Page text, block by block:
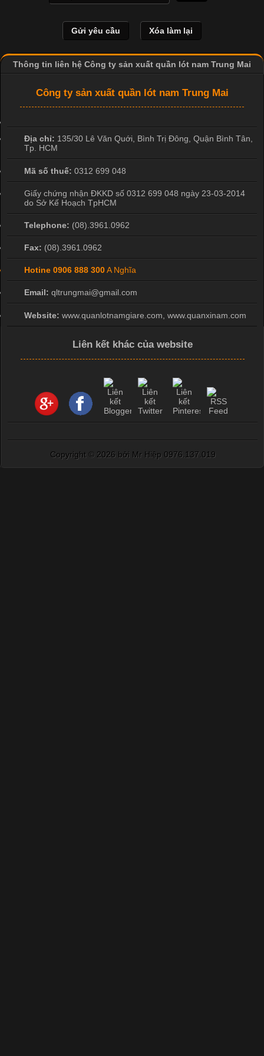
hình ảnh sắc nét và bền màu. Đặc biệt, kỹ thuật này được ứng
dụng rộng rãi trong sản xuất áo thun, đồ thể thao
Thông tin liên hệ Công ty sản xuất quần lót nam Trung Mai
Công ty sản xuất quần lót nam Trung Mai
Địa chỉ: 135/30 Lê Văn Quới, Bình Trị Đông, Quận Bình Tân,
Tp. HCM
Mã số thuế: 0312 699 048
Giấy chứng nhận ĐKKD số 0312 699 048 ngày 23-03-2014
do Sở Kế Hoạch TpHCM
Telephone: (08).3961.0962
Fax: (08).3961.0962
Hotine 0906 888 300A Nghĩa
Email: qltrungmai@gmail.com
Website: www.quanlotnamgiare.com, www.quanxinam.com
Liên kết khác của website
Copyright © 2026 bởi Mr Hiệp 0976.137.019